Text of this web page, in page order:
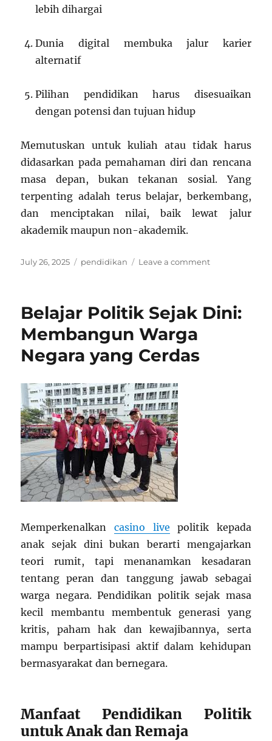
lebih dihargai
Dunia digital membuka jalur karier
alternatif
Pilihan pendidikan harus disesuaikan
dengan potensi dan tujuan hidup
Memutuskan untuk kuliah atau tidak harus
didasarkan pada pemahaman diri dan rencana
masa depan, bukan tekanan sosial. Yang
terpenting adalah terus belajar, berkembang,
dan menciptakan nilai, baik lewat jalur
akademik maupun non-akademik.
Posted
July 26, 2025 Categories
pendidikan Leave a commenton
Nggak,
Belajar Politik Sejak Dini:
Membangun Warga
Negara yang Cerdas
Memperkenalkan casino live politik kepada
anak sejak dini bukan berarti mengajarkan
teori rumit, tapi menanamkan kesadaran
tentang peran dan tanggung jawab sebagai
warga negara. Pendidikan politik sejak masa
kecil membantu membentuk generasi yang
kritis, paham hak dan kewajibannya, serta
mampu berpartisipasi aktif dalam kehidupan
bermasyarakat dan bernegara.
Manfaat Pendidikan Politik
untuk Anak dan Remaja